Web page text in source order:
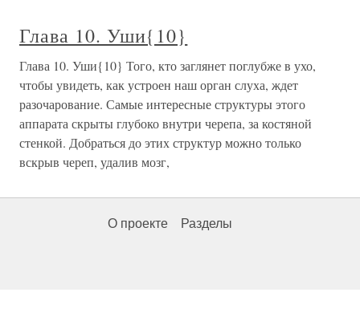
Глава 10. Уши{10}
Глава 10. Уши{10} Того, кто заглянет поглубже в ухо,
чтобы увидеть, как устроен наш орган слуха, ждет
разочарование. Самые интересные структуры этого
аппарата скрыты глубоко внутри черепа, за костяной
стенкой. Добраться до этих структур можно только
вскрыв череп, удалив мозг,
О проекте Разделы